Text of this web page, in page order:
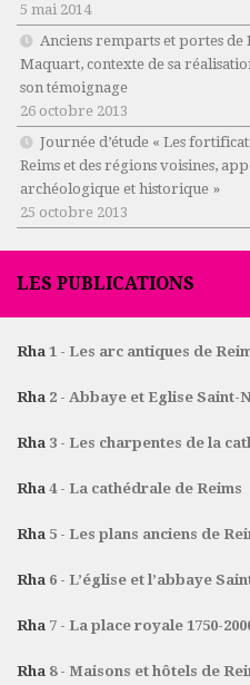
5 mai 2014
Anciens remparts et portes de
Maquart, contexte de sa
son témoignage
26 octobre 2013
Journée d’étude « Les
Reims et des régions voisines,
archéologique et historique »
25 octobre 2013
LES PUBLICATIONS
Rha 1 - Les arc antiques de
Rha 2 - Abbaye et Eglise Saint-
Rha 3 - Les charpentes de la
Rha 4 - La cathédrale de Reims
Rha 5 - Les plans anciens de
Rha 6 - L’église et l’abbaye
Rha 7 - La place royale 1750-
Rha 8 - Maisons et hôtels de